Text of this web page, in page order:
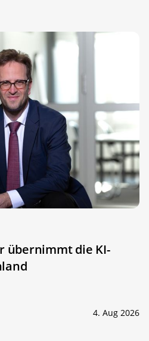
übernimmt die KI-
4. Aug 2026